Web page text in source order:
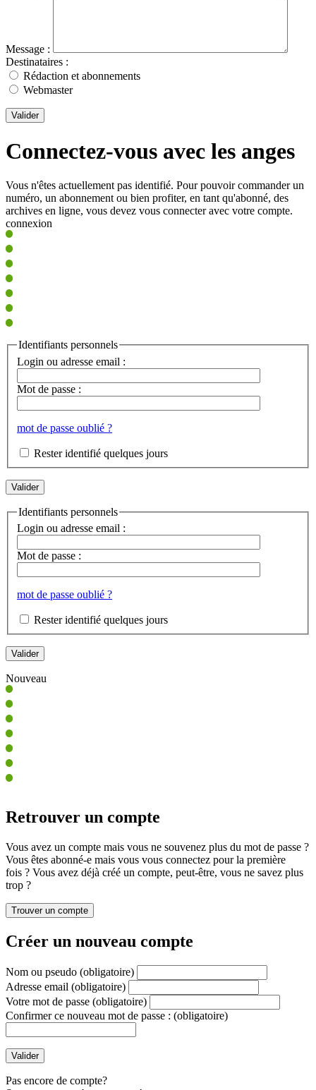
Message :
Destinataires :
Rédaction et abonnements
Webmaster
Valider
Connectez-vous avec les anges
Vous n'êtes actuellement pas identifié. Pour pouvoir commander un
numéro, un abonnement ou bien profiter, en tant qu'abonné, des
archives en ligne, vous devez vous connecter avec votre compte.
connexion
Identifiants personnels
Login ou adresse email :
Mot de passe :
mot de passe oublié ?
Rester identifié quelques jours
Identifiants personnels
Login ou adresse email :
Mot de passe :
mot de passe oublié ?
Rester identifié quelques jours
Nouveau
Retrouver un compte
Vous avez un compte mais vous ne souvenez plus du mot de passe ?
Vous êtes abonné-e mais vous vous connectez pour la première
fois ? Vous avez déjà créé un compte, peut-être, vous ne savez plus
trop ?
Créer un nouveau compte
Nom ou pseudo (obligatoire)
Adresse email (obligatoire)
Votre mot de passe (obligatoire)
Confirmer ce nouveau mot de passe : (obligatoire)
Pas encore de compte?